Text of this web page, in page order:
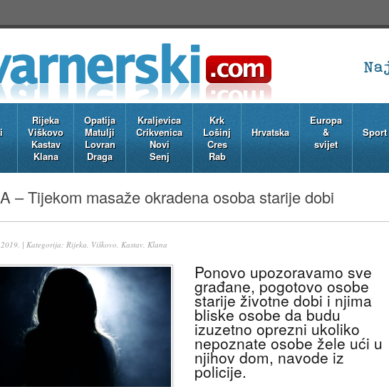
Rijeka
Viškovo
Kastav
Klana
Opatija
Matulji
Lovran
Draga
Kraljevica
Crikvenica
Novi
Senj
Krk
Lošinj
Cres
Rab
Hrvatska
Europa
&
svijet
Sport
– Tijekom masaže okradena osoba starije dobi
| Kategorija: Rijeka, Viškovo, Kastav, Klana
Ponovo upozoravamo sve
građane, pogotovo osobe
starije životne dobi i njima
bliske osobe da budu
izuzetno oprezni ukoliko
nepoznate osobe žele ući u
njihov dom, navode iz
policije.